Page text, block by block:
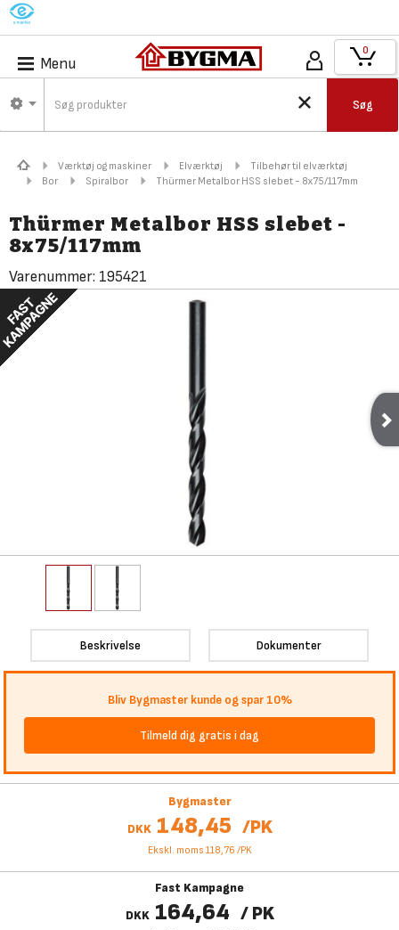
M
Menu
Søg
0
Værktøj og maskiner Elværktøj
Tilbehør til elværktøj
Bor
Spiralbor Thürmer Metalbor HSS slebet - 8x75/117mm
Thürmer Metalbor HSS slebet -
8x75/117mm
Varenummer: 195421
Beskrivelse Dokumenter
Bliv Bygmaster kunde og spar 10%
Tilmeld dig gratis i dag
Bygmaster
DKK 148,45 /PK
Ekskl. moms 118,76 /PK
Fast Kampagne
DKK 164,64 / PK